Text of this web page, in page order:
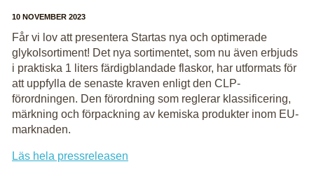
10 NOVEMBER 2023
Får vi lov att presentera Startas nya och optimerade
glykolsortiment! Det nya sortimentet, som nu även erbjuds
i praktiska 1 liters färdigblandade flaskor, har utformats för
att uppfylla de senaste kraven enligt den CLP-
förordningen. Den förordning som reglerar klassificering,
märkning och förpackning av kemiska produkter inom EU-
marknaden.
Läs hela pressreleasen